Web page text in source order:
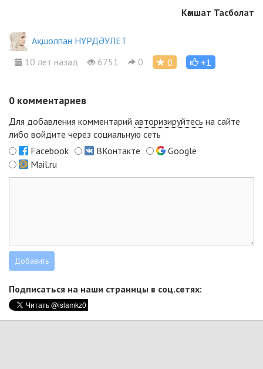
Кәмшат Тасболат
Ақшолпан НҰРДӘУЛЕТ
10 лет назад
6751 0 0 +1
0 комментариев
Для добавления комментарий авторизируйтесь на сайте
либо войдите через социальную сеть
Facebook
ВКонтакте
Google
Mail.ru
Подписаться на наши страницы в соц.сетях: